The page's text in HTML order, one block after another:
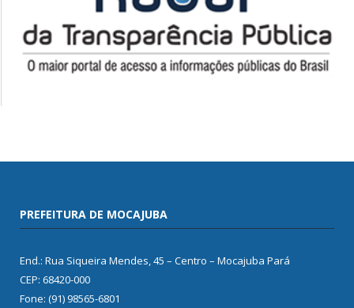
PREFEITURA DE MOCAJUBA
End.: Rua Siqueira Mendes, 45 – Centro – Mocajuba Pará
CEP: 68420-000
Fone: (91) 98565-6801